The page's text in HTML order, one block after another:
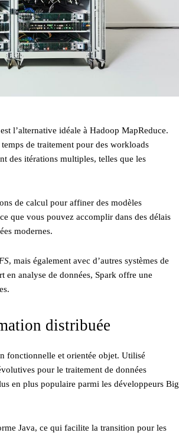
est l’alternative idéale à Hadoop MapReduce.
de traitement pour des workloads
des itérations multiples, telles que les
de calcul pour affiner des modèles
que vous pouvez accomplir dans des délais
modernes.
, mais également avec d’autres systèmes de
en analyse de données, Spark offre une
distribuée
fonctionnelle et orientée objet. Utilisé
pour le traitement de données
en plus populaire parmi les développeurs Big
Java, ce qui facilite la transition pour les